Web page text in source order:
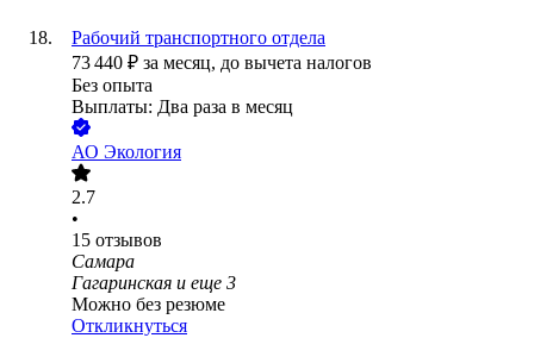
Рабочий транспортного отдела
73 440 ₽ за месяц, до вычета налогов
Без опыта
Выплаты: Два раза в месяц
АО Экология
2.7
•
15 отзывов
Самара
Гагаринская и еще 3
Можно без резюме
Откликнуться